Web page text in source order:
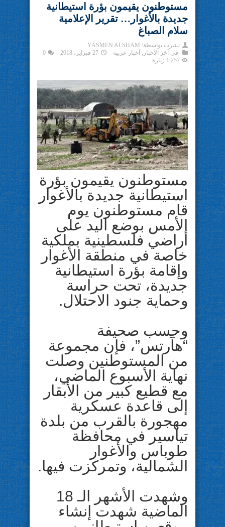
مستوطنون يقيمون بؤرة استيطانية
جديدة بالأغوار… تقرير الإعلامية
سلام الصباغ
نشرت بواسطة: YASMEN ALSHAM
في آخر الأخبار أخبار عربية 27 فبراير، 2018
0
1,257 زيارة
مستوطنون يقيمون بؤرة
استيطانية جديدة بالأغوار
قام مستوطنون يوم
الأمس بوضع اليد على
أراضي فلسطينية بملكية
خاصة في منطقة الأغوار
وإقامة بؤرة استيطانية
جديدة، تحت حراسة
وحماية جنود الاحتلال.
وحسب صحيفة
“هآرتس”، فإن مجموعة
من المستوطنين وصلت
نهاية الأسبوع الماضي،
مع قطيع كبير من الأبقار
إلى قاعدة عسكرية
مهجورة بالقرب من بلدة
تياسير في محافظة
طوباس والأغوار
الشمالية، وتمركزت فيها.
وشهدت الأشهر الـ 18
الماضية شهدت إنشاء